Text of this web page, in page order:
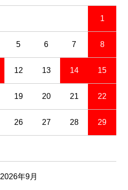
1
5 6 7 8
12 13 14 15
19 20 21 22
26 27 28 29
2026年9月